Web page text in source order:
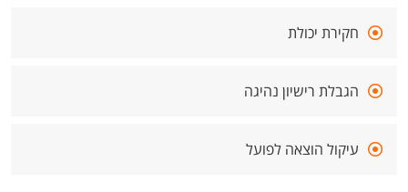
חקירת יכולת
הגבלת רישיון נהיגה
עיקול הוצאה לפועל